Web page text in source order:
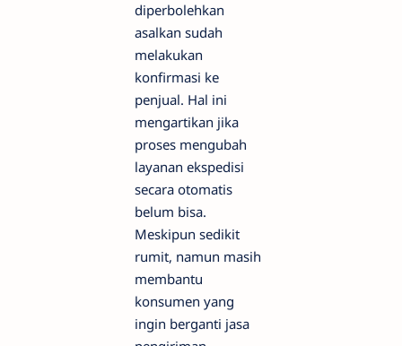
diperbolehkan
asalkan sudah
melakukan
konfirmasi ke
penjual. Hal ini
mengartikan jika
proses mengubah
layanan ekspedisi
secara otomatis
belum bisa.
Meskipun sedikit
rumit, namun masih
membantu
konsumen yang
ingin berganti jasa